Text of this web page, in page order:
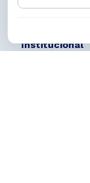
Institucional